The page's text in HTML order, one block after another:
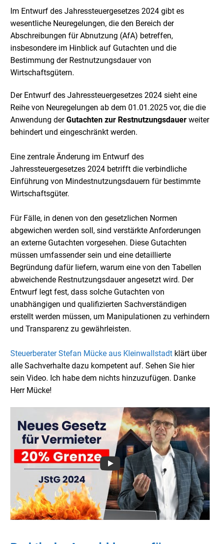
Im Entwurf des Jahressteuergesetzes 2024 gibt es
wesentliche Neuregelungen, die den Bereich der
Abschreibungen für Abnutzung (AfA) betreffen,
insbesondere im Hinblick auf Gutachten und die
Bestimmung der Restnutzungsdauer von
Wirtschaftsgütern.
Der Entwurf des Jahressteuergesetzes 2024 sieht eine
Reihe von Neuregelungen ab dem 01.01.2025 vor, die die
Anwendung derGutachten zur Restnutzungsdauer weiter
behindert und eingeschränkt werden.
Eine zentrale Änderung im Entwurf des
Jahressteuergesetzes 2024 betrifft die verbindliche
Einführung von Mindestnutzungsdauern für bestimmte
Wirtschaftsgüter.
Für Fälle, in denen von den gesetzlichen Normen
abgewichen werden soll, sind verstärkte Anforderungen
an externe Gutachten vorgesehen. Diese Gutachten
müssen umfassender sein und eine detaillierte
Begründung dafür liefern, warum eine von den Tabellen
abweichende Restnutzungsdauer angesetzt wird. Der
Entwurf legt fest, dass solche Gutachten von
unabhängigen und qualifizierten Sachverständigen
erstellt werden müssen, um Manipulationen zu verhindern
und Transparenz zu gewährleisten.
Steuerberater Stefan Mücke aus Kleinwallstadt klärt über
alle Sachverhalte dazu kompetent auf. Sehen Sie hier
sein Video. Ich habe dem nichts hinzuzufügen. Danke
Herr Mücke!